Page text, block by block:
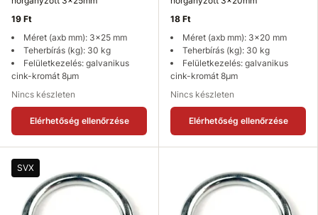
19 Ft
Méret (axb mm): 3x25 mm
Teherbírás (kg): 30 kg
Felületkezelés: galvanikus
cink-kromát 8µm
Nincs készleten
Elérhetőség ellenőrzése
18 Ft
Méret (axb mm): 3x20 mm
Teherbírás (kg): 30 kg
Felületkezelés: galvanikus
cink-kromát 8µm
Nincs készleten
Elérhetőség ellenőrzése
SVX